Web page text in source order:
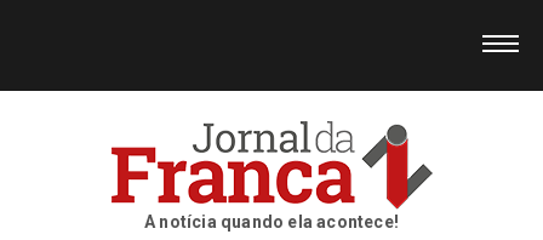
A notícia quando ela acontece!